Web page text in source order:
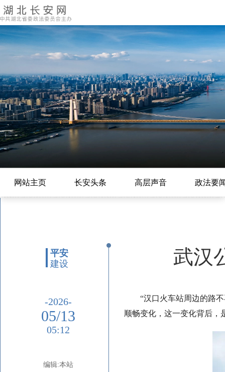
网站主页 长安头条 高层声音 政法要
平安
建设
-2026-
05/13
05:12
编辑:本站
武汉
“汉口火车站周边的路
顺畅变化，这一变化背后，